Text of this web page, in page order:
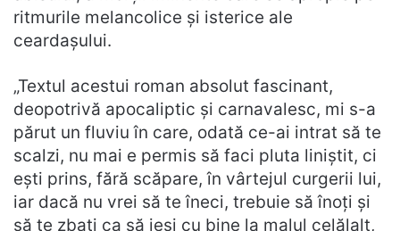
ritmurile melancolice și isterice ale
ceardașului.
„Textul acestui roman absolut fascinant,
deopotrivă apocaliptic şi carnavalesc, mi s-a
părut un fluviu în care, odată ce-ai intrat să te
scalzi, nu mai e permis să faci pluta liniştit, ci
eşti prins, fără scăpare, în vârtejul curgerii lui,
iar dacă nu vrei să te îneci, trebuie să înoţi şi
să te zbaţi ca să ieşi cu bine la malul celălalt,